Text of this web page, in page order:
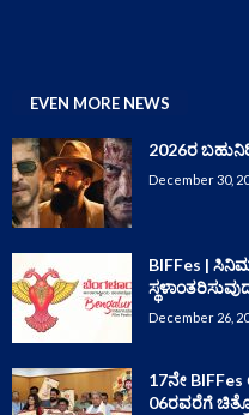
EVEN MORE NEWS
2026ರ
December 30,
BIFFes |
December 26,
17ನೇ
06ರವರೆಗೆ